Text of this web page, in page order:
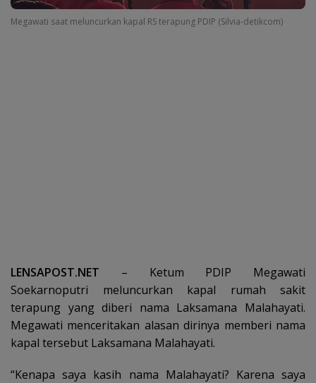
Megawati saat meluncurkan kapal RS terapung PDIP (Silvia-detikcom)
LENSAPOST.NET – Ketum PDIP Megawati
Soekarnoputri meluncurkan kapal rumah sakit
terapung yang diberi nama Laksamana Malahayati.
Megawati menceritakan alasan dirinya memberi nama
kapal tersebut Laksamana Malahayati.
“Kenapa saya kasih nama Malahayati? Karena saya